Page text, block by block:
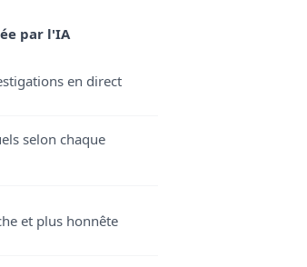
par l'IA
en direct
selon chaque
et plus honnête